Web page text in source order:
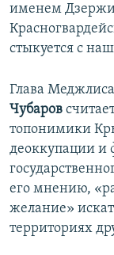
именем
стыкуется с
Глава
Чубаров
топонимики
деоккупации и
его мнению,
желание»
территориях